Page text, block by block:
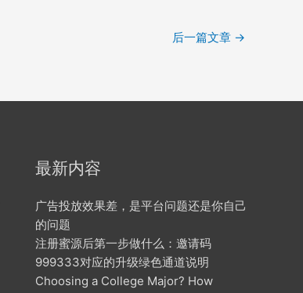
后一篇文章 →
最新内容
广告投放效果差，是平台问题还是你自己
的问题
注册蜜源后第一步做什么：邀请码
999333对应的升级绿色通道说明
Choosing a College Major? How